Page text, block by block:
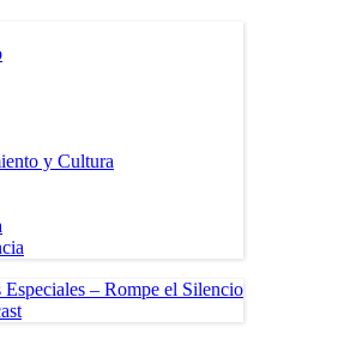
y Cultura
Especiales – Rompe el Silencio